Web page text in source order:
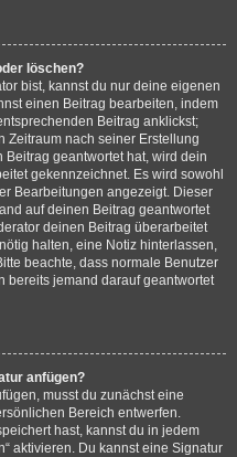
löschen?
bist, kannst du nur deine eigenen
einen Beitrag bearbeiten, indem
Beitrag anklickst;
Zeitraum nach seiner Erstellung
geantwortet hat, wird dein
gekennzeichnet. Es wird sowohl
Bearbeitungen angezeigt. Dieser
auf deinen Beitrag geantwortet
deinen Beitrag überarbeitet
halten, eine Notiz hinterlassen,
beachte, dass normale Benutzer
bereits jemand darauf geantwortet
anfügen?
musst du zunächst eine
Bereich entwerfen.
hast, kannst du in jedem
aktivieren. Du kannst eine Signatur